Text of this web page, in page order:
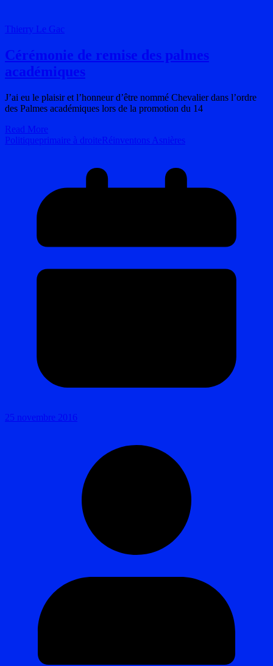
Thierry Le Gac
Cérémonie de remise des palmes
académiques
J’ai eu le plaisir et l’honneur d’être nommé Chevalier dans l’ordre
des Palmes académiques lors de la promotion du 14
Read More
Politiqueprimaire à droiteRéinventons Asnières
25 novembre 2016